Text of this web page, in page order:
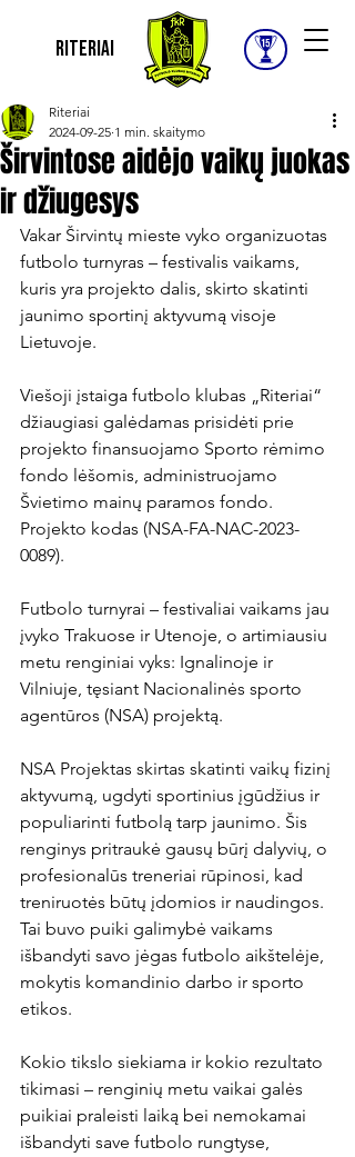
Riteriai
Širvintose aidėjo vaikų juokas
ir džiugesys
Riteriai
2024-09-25 1 min. skaitymo
Vakar Širvintų mieste vyko organizuotas
futbolo turnyras – festivalis vaikams,
kuris yra projekto dalis, skirto skatinti
jaunimo sportinį aktyvumą visoje
Lietuvoje.
Viešoji įstaiga futbolo klubas „Riteriai“
džiaugiasi galėdamas prisidėti prie
projekto finansuojamo Sporto rėmimo
fondo lėšomis, administruojamo
Švietimo mainų paramos fondo.
Projekto kodas (NSA-FA-NAC-2023-
0089).
Futbolo turnyrai – festivaliai vaikams jau
įvyko Trakuose ir Utenoje, o artimiausiu
metu renginiai vyks: Ignalinoje ir
Vilniuje, tęsiant Nacionalinės sporto
agentūros (NSA) projektą.
NSA Projektas skirtas skatinti vaikų fizinį
aktyvumą, ugdyti sportinius įgūdžius ir
populiarinti futbolą tarp jaunimo. Šis
renginys pritraukė gausų būrį dalyvių, o
profesionalūs treneriai rūpinosi, kad
treniruotės būtų įdomios ir naudingos.
Tai buvo puiki galimybė vaikams
išbandyti savo jėgas futbolo aikštelėje,
mokytis komandinio darbo ir sporto
etikos.
Kokio tikslo siekiama ir kokio rezultato
tikimasi – renginių metu vaikai galės
puikiai praleisti laiką bei nemokamai
išbandyti save futbolo rungtyse,